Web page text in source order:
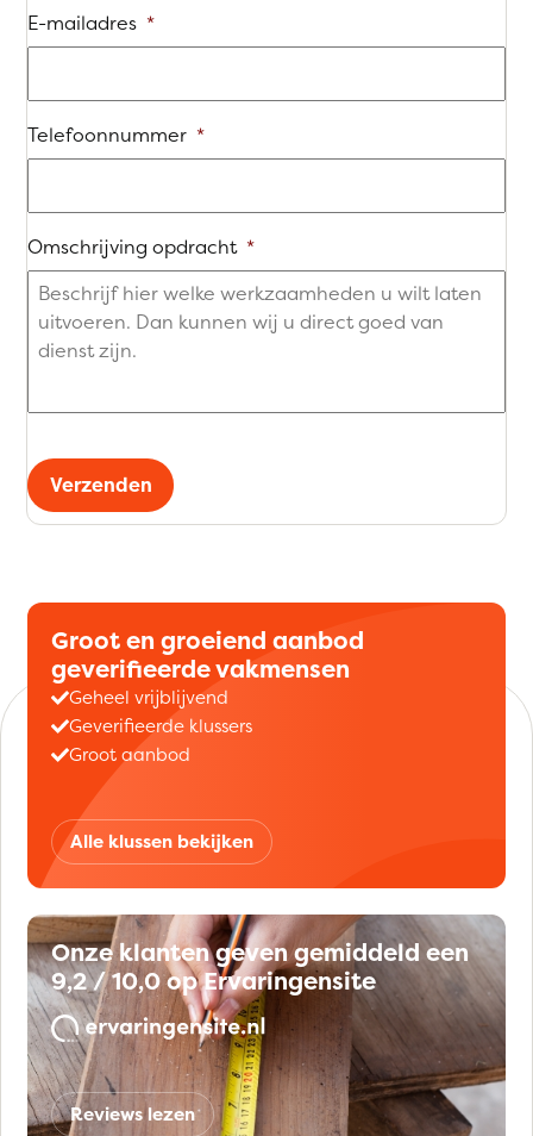
E-mailadres *
Telefoonnummer *
Omschrijving opdracht *
Verzenden
Groot en groeiend aanbod
geverifieerde vakmensen
Geheel vrijblijvend
Geverifieerde klussers
Groot aanbod
Alle klussen bekijken
Onze klanten geven gemiddeld een
9,2 / 10,0 op Ervaringensite
Reviews lezen